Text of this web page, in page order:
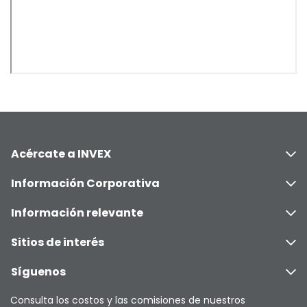
Acércate a INVEX
Información Corporativa
Información relevante
Sitios de interés
Síguenos
Consulta los costos y las comisiones de nuestros